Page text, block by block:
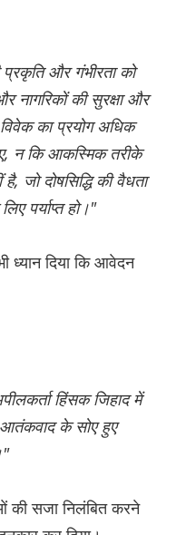
और गंभीरता को
नागरिकों की सुरक्षा और
का प्रयोग अधिक
न कि आकस्मिक तरीके
जो दोषसिद्धि की वैधता
पर्याप्त हो।"
ध्यान दिया कि आवेदन
हिंसक जिहाद में
आतंकवाद के सोए हुए
की सजा निलंबित करने